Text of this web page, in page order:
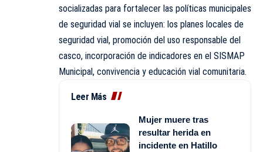
socializadas para fortalecer las políticas municipales
de seguridad vial se incluyen: los planes locales de
seguridad vial, promoción del uso responsable del
casco, incorporación de indicadores en el SISMAP
Municipal, convivencia y educación vial comunitaria.
Leer Más
Mujer muere tras
resultar herida en
incidente en Hatillo